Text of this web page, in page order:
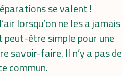
se valent !
lorsqu’on ne les a jamais
peut-être simple pour une
savoir-faire. Il n’y a pas de
commun.